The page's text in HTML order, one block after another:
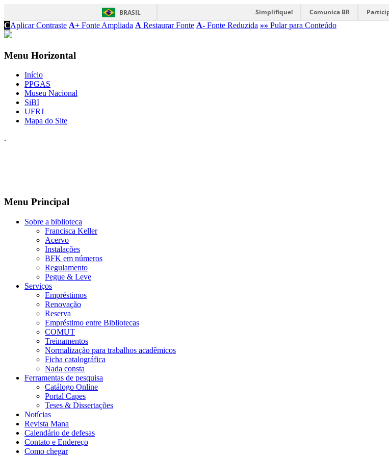
BRASIL Simplifique! Comunica BR
CAplicar Contraste A+ Fonte Ampliada A Restaurar Fonte A- Fonte Reduzida »» Pular para Conteúdo
Menu Horizontal
Início
PPGAS
Museu Nacional
SiBI
UFRJ
Mapa do Site
.
Menu Principal
Sobre a biblioteca
Francisca Keller
Acervo
Instalações
BFK em números
Regulamento
Pegue & Leve
Serviços
Empréstimos
Renovação
Reserva
Empréstimo entre Bibliotecas
COMUT
Treinamentos
Normalização para trabalhos acadêmicos
Ficha catalográfica
Nada consta
Ferramentas de pesquisa
Catálogo Online
Portal Capes
Teses & Dissertações
Notícias
Revista Mana
Calendário de defesas
Contato e Endereço
Como chegar